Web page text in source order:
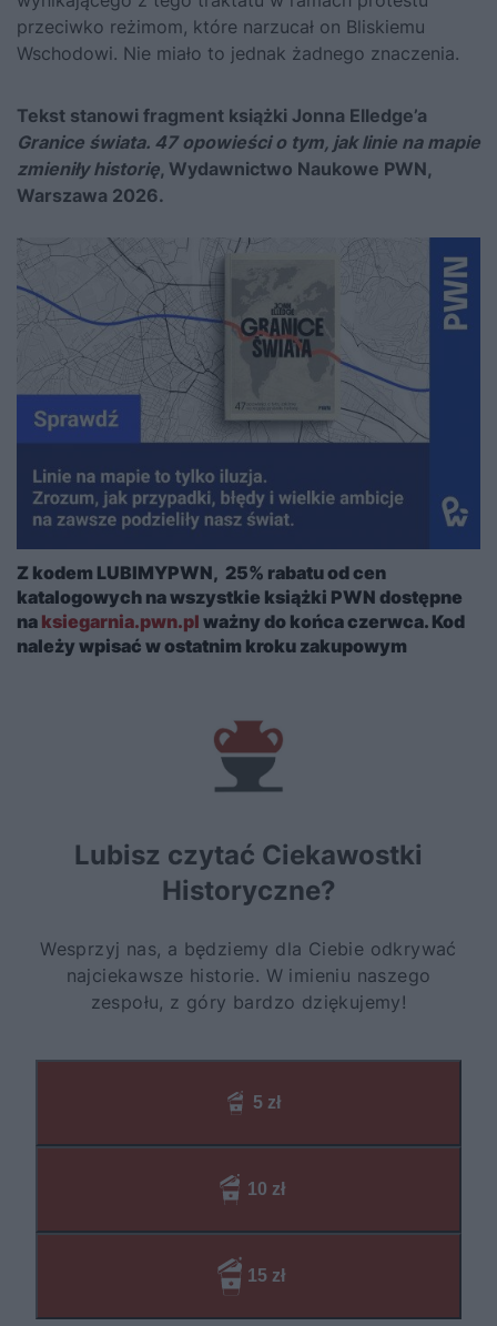
przeciwko reżimom, które narzucał on Bliskiemu
Wschodowi. Nie miało to jednak żadnego znaczenia.
Tekst stanowi fragment książki Jonna Elledge’a
Granice świata. 47 opowieści o tym, jak linie na mapie
zmieniły historię, Wydawnictwo Naukowe PWN,
Warszawa 2026.
Z kodem LUBIMYPWN, 25% rabatu od cen
katalogowych na wszystkie książki PWN dostępne
na ksiegarnia.pwn.pl ważny do końca czerwca. Kod
należy wpisać w ostatnim kroku zakupowym